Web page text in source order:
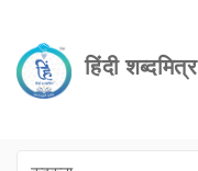
हिंदी शब्दमित्र